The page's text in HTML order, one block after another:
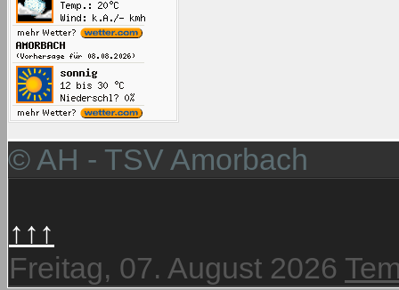
© AH - TSV Amorbach
↑↑↑
Freitag, 07. August 2026